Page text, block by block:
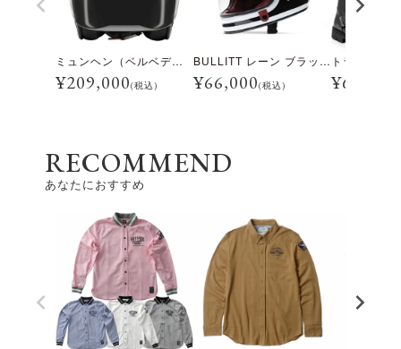
ミュンヘン（ベルベデーレ）
¥209,000(税込)
BULLITT レーン ブラック/ホワイト
¥66,000(税込) ¥69,300
RECOMMEND
あなたにおすすめ